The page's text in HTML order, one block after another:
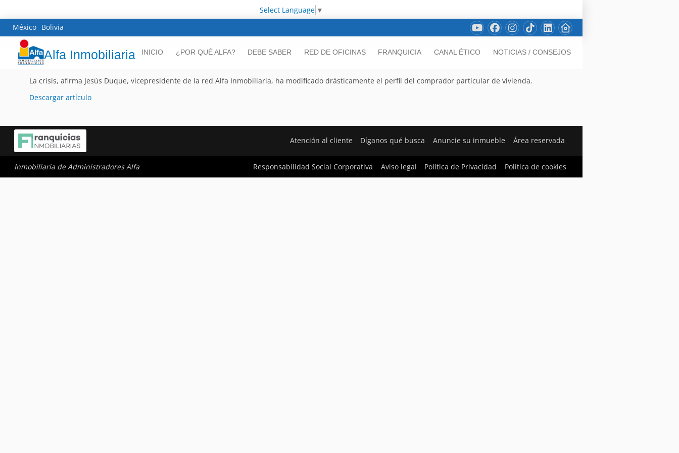
Select Language ▼
México Bolivia
Alfa Inmobiliaria INICIO ¿POR QUÉ ALFA? DEBE SABER RED DE OFICINAS FRANQUICIA CANAL ÉTICO NOTICIAS / CONSEJOS
La crisis, afirma Jesús Duque, vicepresidente de la red Alfa Inmobiliaria, ha modificado drásticamente el perfil del comprador particular de vivienda.
Descargar artículo
Atención al cliente Díganos qué busca Anuncie su inmueble Área reservada
Inmobiliaria de Administradores Alfa Responsabilidad Social Corporativa Aviso legal Política de Privacidad Política de cookies